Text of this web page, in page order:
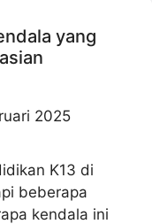
yang
2025
K13 di
beberapa
kendala ini